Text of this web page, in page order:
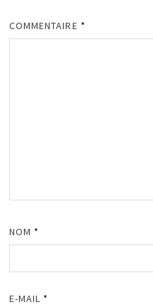
COMMENTAIRE *
NOM *
E-MAIL *